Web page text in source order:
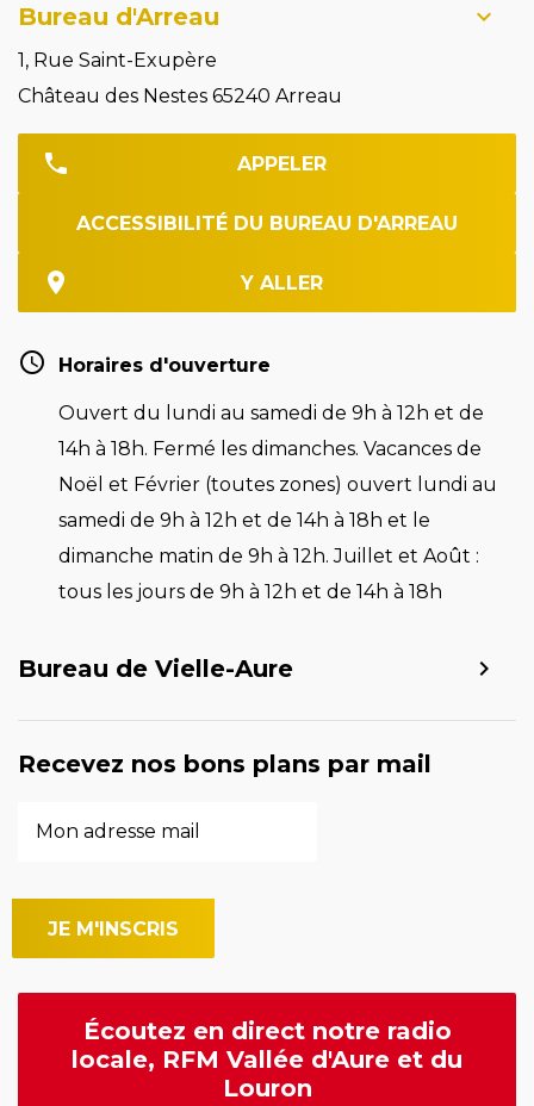
Bureau d'Arreau
1, Rue Saint-Exupère
Château des Nestes 65240 Arreau
APPELER
ACCESSIBILITÉ DU BUREAU D'ARREAU
Y ALLER
Horaires d'ouverture
Ouvert du lundi au samedi de 9h à 12h et de
14h à 18h. Fermé les dimanches. Vacances de
Noël et Février (toutes zones) ouvert lundi au
samedi de 9h à 12h et de 14h à 18h et le
dimanche matin de 9h à 12h. Juillet et Août :
tous les jours de 9h à 12h et de 14h à 18h
Bureau de Vielle-Aure
Recevez nos bons plans par mail
Écoutez en direct notre radio
locale, RFM Vallée d'Aure et du
Louron